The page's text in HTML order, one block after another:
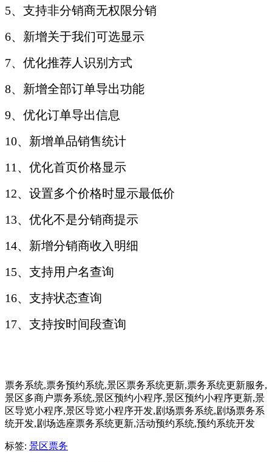
5、支持非分销商无权限分销
6、新增关于我们可选显示
7、优化推荐人识别方式
8、新增全部订单导出功能
9、优化订单导出信息
10、新增单品销售统计
11、优化首页价格显示
12、设置多个价格时显示最低价
13、优化不是分销商提示
14、新增分销商收入明细
15、支持用户名查询
16、支持状态查询
17、支持按时间段查询
票务系统,票务预约系统,景区票务系统更新,票务系统更新服务,
景区多商户票务系统,景区预约小程序,景区预约小程序更新,景
区导览小程序,景区导览小程序开发,剧场票务系统,剧场票务系
统开发,剧场选座票务系统更新,活动预约系统,预约系统开发
标签: 景区票务